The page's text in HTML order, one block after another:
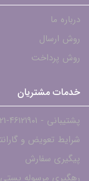
درباره ما
روش ارسال
روش پرداخت
خدمات مشتریان
پشتیبانی - ۴۶۱۲۱۹۰۱-021
شرایط تعویض و
پیگیری سفارش